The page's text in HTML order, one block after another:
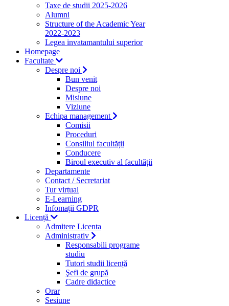
Taxe de studii 2025-2026
Alumni
Structure of the Academic Year
2022-2023
Legea invatamantului superior
Homepage
Facultate
Despre noi
Bun venit
Despre noi
Misiune
Viziune
Echipa management
Comisii
Proceduri
Consiliul facultății
Conducere
Biroul executiv al facultății
Departamente
Contact / Secretariat
Tur virtual
E-Learning
Infomații GDPR
Licență
Admitere Licenta
Administrativ
Responsabili programe
studiu
Tutori studii licență
Şefi de grupă
Cadre didactice
Orar
Sesiune